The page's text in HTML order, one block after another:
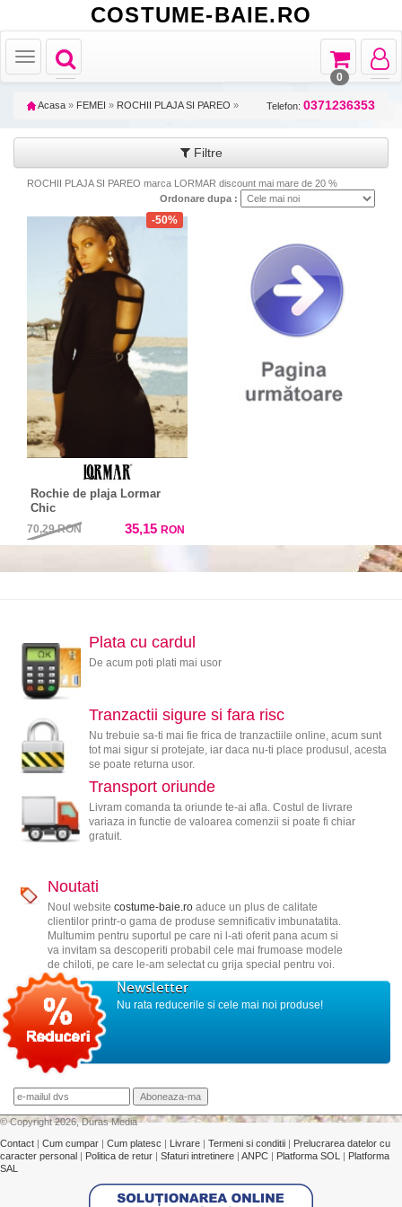
COSTUME-BAIE.RO
Toggle
navigation
Toggle
navigation
Toggle
Toggle
navigation
0
Acasa » FEMEI » ROCHII PLAJA SI PAREO » Telefon: 0371236353
Filtre
ROCHII PLAJA SI PAREO marca LORMAR discount mai mare de 20 %
Ordonare dupa :
-50%
Rochie de plaja Lormar
Chic
70,29RON 35,15 RON
Plata cu cardul
De acum poti plati mai usor
Tranzactii sigure si fara risc
Nu trebuie sa-ti mai fie frica de tranzactiile online, acum sunt
tot mai sigur si protejate, iar daca nu-ti place produsul, acesta
se poate returna usor.
Transport oriunde
Livram comanda ta oriunde te-ai afla. Costul de livrare
variaza in functie de valoarea comenzii si poate fi chiar
gratuit.
Noutati
Noul website costume-baie.roaduce un plus de calitate
clientilor printr-o gama de produse semnificativ imbunatatita.
Multumim pentru suportul pe care ni l-ati oferit pana acum si
va invitam sa descoperiti probabil cele mai frumoase modele
de chiloti, pe care le-am selectat cu grija special pentru voi.
Newsletter
Nu rata reducerile si cele mai noi produse!
© Copyright 2026, Duras Media
Contact | Cum cumpar | Cum platesc | Livrare | Termeni si conditii | Prelucrarea datelor cu
caracter personal | Politica de retur | Sfaturi intretinere | ANPC | Platforma SOL | Platforma
SAL